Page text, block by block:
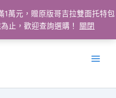
1萬元，贈原版哥吉拉雙面托特包
止，歡迎查詢選購！
關閉